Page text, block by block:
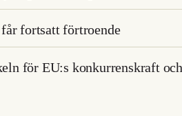
fortsatt förtroende
för EU:s konkurrenskraft